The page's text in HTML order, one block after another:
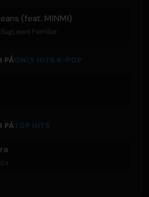
(feat. MINMI)
SugLawd Familiar
PÅONLY HITS K-POP
PÅTOP HITS